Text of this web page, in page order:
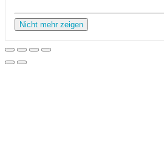
Nicht mehr zeigen